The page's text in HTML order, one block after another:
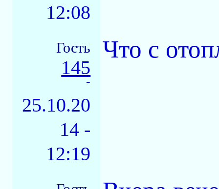
12:08
Гость
145
-
25.10.20
14 -
12:19
Что с